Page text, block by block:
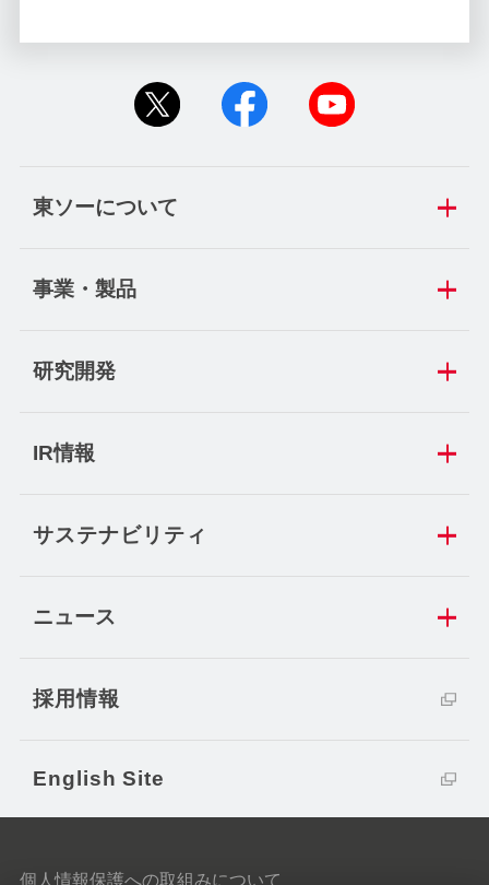
東ソーについて
事業・製品
研究開発
IR情報
サステナビリティ
ニュース
採用情報
English Site
個人情報保護への取組みについて